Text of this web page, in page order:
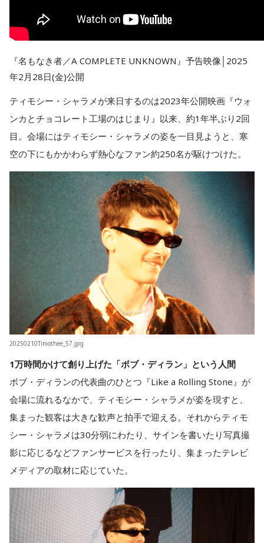
『名もなき者／A COMPLETE UNKNOWN』予告映像│2025
年2月28日(金)公開
ティモシー・シャラメが来日するのは2023年公開映画『ウォ
ンカとチョコレート工場のはじまり』以来、約1年半ぶり2回
目。会場にはティモシー・シャラメの姿を一目見ようと、寒
空の下にもかかわらず熱心なファン約250名が駆けつけた。
20250210Timothee_57.jpg
1万時間かけて創り上げた「ボブ・ディラン」という人間
ボブ・ディランの代表曲のひとつ『Like a Rolling Stone』が
会場に流れるなかで、ティモシー・シャラメが姿を現すと、
集まった観客は大きな歓声と拍手で迎える。それからティモ
シー・シャラメは30分弱にわたり、サインを書いたり写真撮
影に応じるなどファンサービスを行ったり、集まったテレビ
メディアの取材に応じていた。